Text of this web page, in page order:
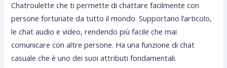
Chatroulette che ti permette di chattare facilmente con
persone fortunate da tutto il mondo. Supportano l’articolo,
le chat audio e video, rendendo più facile che mai
comunicare con altre persone. Ha una funzione di chat
casuale che è uno dei suoi attributi fondamentali.